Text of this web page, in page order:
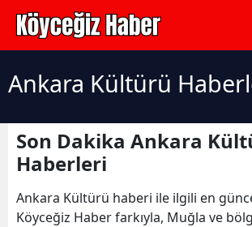
Ankara Kültürü
Son Dakika Ankara
Haberleri
Ankara Kültürü haberi ile ilgili en
Köyceğiz Haber farkıyla, Muğla ve